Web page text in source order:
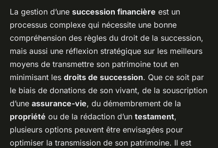
La gestion d’une succession financière est un
processus complexe qui nécessite une bonne
compréhension des règles du droit de la succession,
mais aussi une réflexion stratégique sur les meilleurs
moyens de transmettre son patrimoine tout en
minimisant les droits de succession. Que ce soit par
le biais de donations de son vivant, de la souscription
d’une assurance-vie, du démembrement de la
propriété ou de la rédaction d’un testament,
plusieurs options peuvent être envisagées pour
optimiser la transmission de son patrimoine. Il est